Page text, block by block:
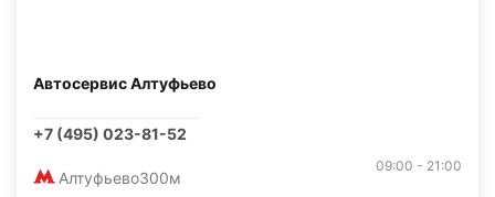
Автосервис Алтуфьево
+7 (495) 023-81-52
Алтуфьево300м
09:00 - 21:00